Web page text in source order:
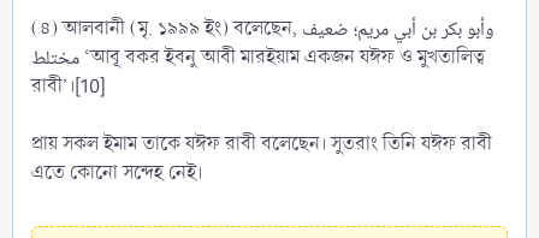
(৪) আলবানী (মৃ. ১৯৯৯ ইং) বলেছেন, وأبو بكر بن أبي مريم؛ ضعيف
مختلط ‘আবূ বকর ইবনু আবী মারইয়াম একজন যঈফ ও মুখতালিত্ব
রাবী’।[10]
প্রায় সকল ইমাম তাকে যঈফ রাবী বলেছেন। সুতরাং তিনি যঈফ রাবী
এতে কোনো সন্দেহ নেই।